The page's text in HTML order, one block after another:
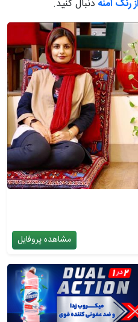
رنگ آمنه دنبال کنید.
مشاهده پروفایل